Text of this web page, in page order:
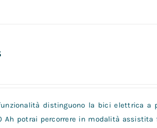
distinguono la bici elettrica a
Ah potrai percorrere in modalità